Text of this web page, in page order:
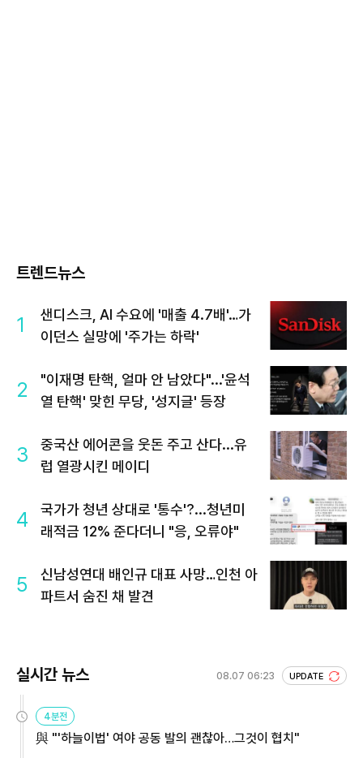
트렌드뉴스
1
샌디스크, AI 수요에 '매출 4.7배'…가
이던스 실망에 '주가는 하락'
2
"이재명 탄핵, 얼마 안 남았다"...'윤석
열 탄핵' 맞힌 무당, '성지글' 등장
3
중국산 에어콘을 웃돈 주고 산다...유
럽 열광시킨 메이디
4
국가가 청년 상대로 '통수'?...청년미
래적금 12% 준다더니 "응, 오류야"
5
신남성연대 배인규 대표 사망…인천 아
파트서 숨진 채 발견
실시간 뉴스 08.07 06:23 UPDATE
4분전
與 "'하늘이법' 여야 공동 발의 괜찮아…그것이 협치"